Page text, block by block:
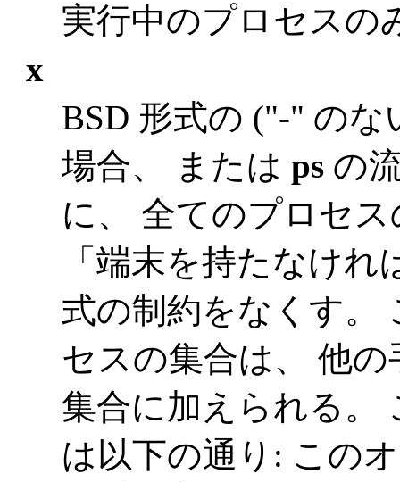
実行中のプロセスの
x
BSD 形式の ("-" の
場合、 またはps の
に、 全てのプロセ
「端末を持たなけ
式の制約をなくす。
セスの集合は、 他
集合に加えられる。
は以下の通り: この